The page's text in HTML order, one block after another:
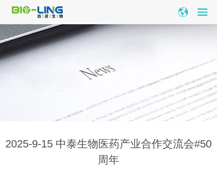
2025-9-15 中泰生物医药产业合作交流会#50
周年